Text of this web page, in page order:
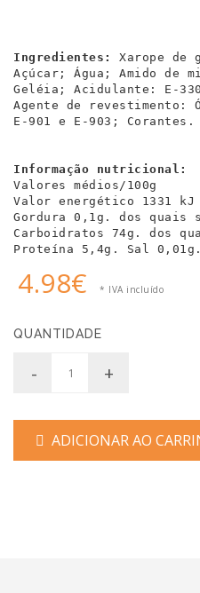
Ingredientes:
Xarope de
Açúcar; Água; Amido de
Geléia; Acidulante: E-
Agente de revestimento:
E-901 e E-903; Corantes.
Informação nutricional:
Valores médios/100g
Valor energético 1331
Gordura 0,1g. dos quais
Carboidratos 74g. dos
Proteína 5,4g. Sal 0,01g.
4.98€ * IVA incluído
QUANTIDADE
- +
ADICIONAR AO